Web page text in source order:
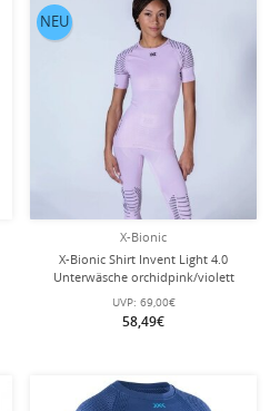
X-Bionic
X-Bionic Shirt Invent Light 4.0
Unterwäsche orchidpink/violett
UVP: 69,00€
58,49€
NEU